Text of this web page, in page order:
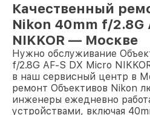
Качественный
Nikon 40mm f/2.8G
NIKKOR — Москве
Нужно обслуживание
f/2.8G AF-S DX Micro
в наш сервисный центр в
ремонт Объективов Nikon
инженеры ежедневно
устройствами, включая